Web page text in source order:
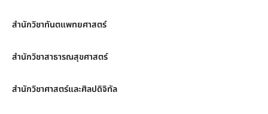
สำนักวิชาทันตแพทยศาสตร์
สำนักวิชาสาธารณสุขศาสตร์
สำนักวิชาศาสตร์และศิลปดิจิทัล